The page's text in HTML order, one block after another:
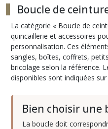
Boucle de
La catégorie « Boucle de
quincaillerie et accessoires
personnalisation. Ces
sangles, boîtes, coffrets,
bricolage selon la référence.
disponibles sont indiquées
Bien choisir une
La boucle doit
Anses,
bandouillières
(6)
anneaux
rectangulaires
(4)
Attache
rapide